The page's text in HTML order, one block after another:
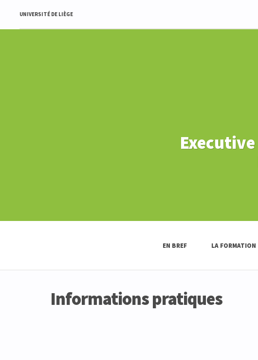
UNIVERSITÉ DE LIÈGE
EN BREF LA FORMATION
Informations pratiques